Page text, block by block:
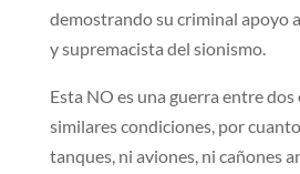
demostrando su criminal apoyo
y supremacista del sionismo.
Esta NO es una guerra entre dos
similares condiciones, por
tanques, ni aviones, ni cañones